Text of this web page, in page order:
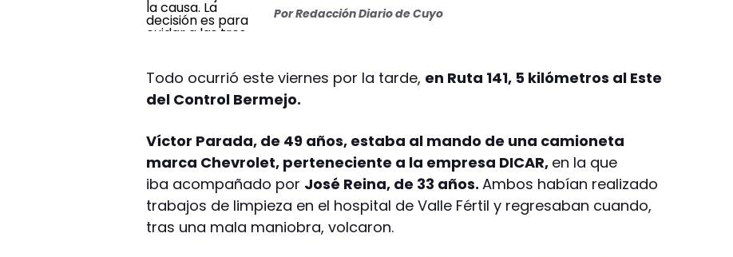
PorRedacción Diario de Cuyo
Todo ocurrió este viernes por la tarde, en Ruta 141, 5 kilómetros al Este
del Control Bermejo.
Víctor Parada, de 49 años, estaba al mando de una camioneta
marca Chevrolet, perteneciente a la empresa DICAR, en la que
iba acompañado por José Reina, de 33 años.Ambos habían realizado
trabajos de limpieza en el hospital de Valle Fértil y regresaban cuando,
tras una mala maniobra, volcaron.